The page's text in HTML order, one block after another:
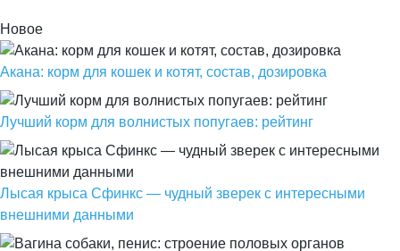
Новое
Акана: корм для кошек и котят, состав, дозировка
Лучший корм для волнистых попугаев: рейтинг
Лысая крыса Сфинкс — чудный зверек с интересными
внешними данными